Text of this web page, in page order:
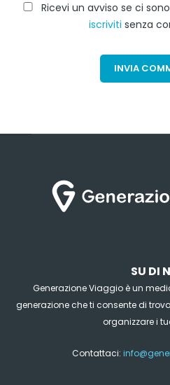
Ricevi un avviso se ci
iscriviti senza
SU DI
Generazione Viaggio è un
generazione che ti consente di
organizzare i
Contattaci: